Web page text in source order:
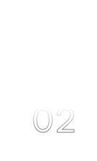
02